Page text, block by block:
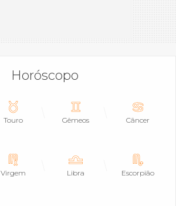
Horóscopo
Touro Gêmeos Câncer
Virgem Libra Escorpião